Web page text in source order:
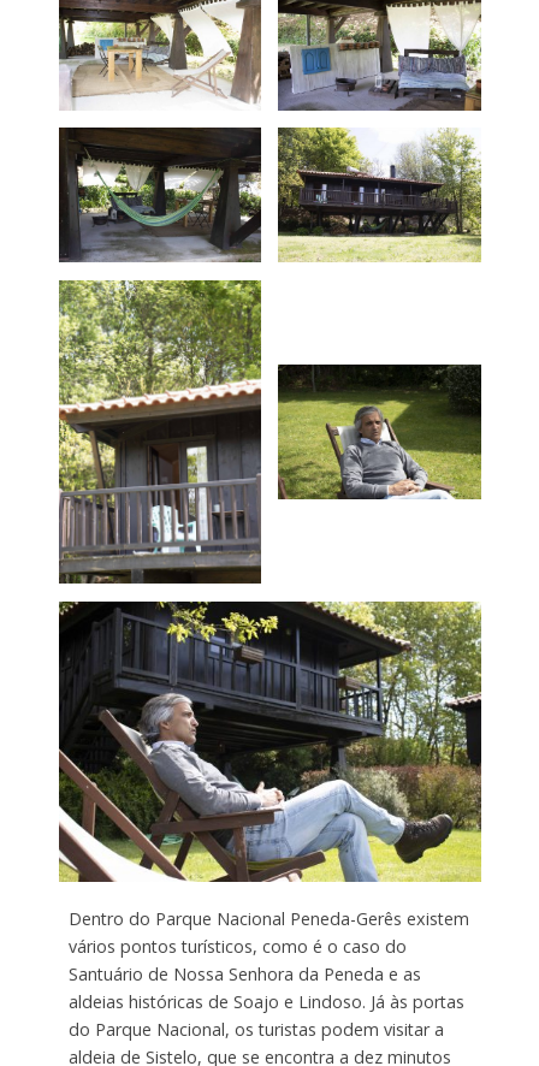
Dentro do Parque Nacional Peneda-Gerês existem
vários pontos turísticos, como é o caso do
Santuário de Nossa Senhora da Peneda e as
aldeias históricas de Soajo e Lindoso. Já às portas
do Parque Nacional, os turistas podem visitar a
aldeia de Sistelo, que se encontra a dez minutos